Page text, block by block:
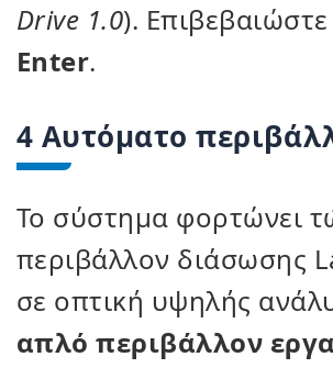
Drive 1.0).
Enter.
4 Αυτόματο
Το σύστημα φορτώνει
περιβάλλον διάσωσης
σε οπτική υψηλής
απλό περιβάλλον